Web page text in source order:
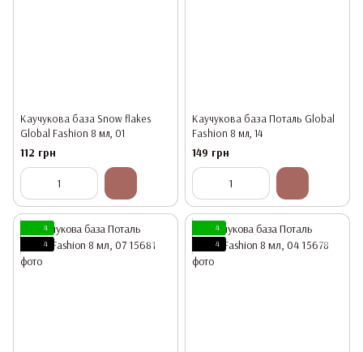
Каучукова база Snow flakes
Global Fashion 8 мл, 01
112 грн
Каучукова база Поталь Global
Fashion 8 мл, 14
149 грн
4
4
4
4